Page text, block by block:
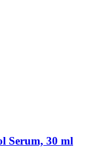
Serum, 30 ml